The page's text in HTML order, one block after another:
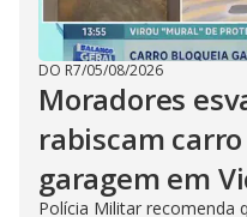
DO R7/05/08/2026
Moradores
rabiscam
garagem em
Polícia Militar recomenda